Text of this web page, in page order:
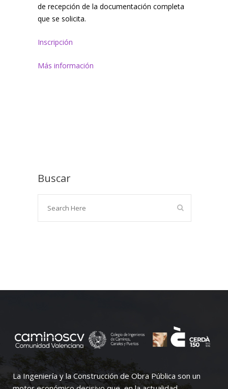
de recepción de la documentación completa
que se solicita.
Inscripción
Más información
Buscar
La Ingeniería y la Construcción de Obra Pública son un